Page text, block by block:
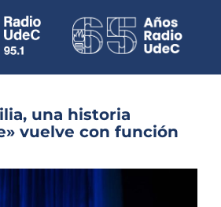
Radio UdeC en vivo
Quiénes Somos
Programación
Podcast
una historia
vuelve con función